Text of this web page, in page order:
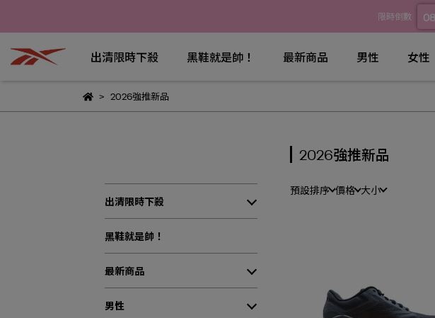
限時倒數 08
出清限時下殺 黑鞋就是帥！ 最新商品 男性 女性
2026強推新品
出清限時下殺
黑鞋就是帥！
最新商品
男性
2026強推新品
預設排序 價格 大小